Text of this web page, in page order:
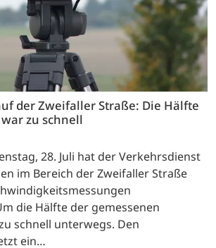
der Zweifaller Straße: Die Hälfte
zu schnell
28. Juli hat der Verkehrsdienst
im Bereich der Zweifaller Straße
die Hälfte der gemessenen
schnell unterwegs. Den
ein…